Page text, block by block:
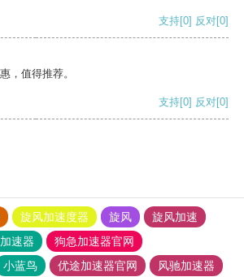
支持[0] 反对[0]
，值得推荐。
支持[0] 反对[0]
旋风加速度器 旋风
旋风加速
速器
狗急加速器官网
小蓝鸟 优途加速器官网 风驰加速器